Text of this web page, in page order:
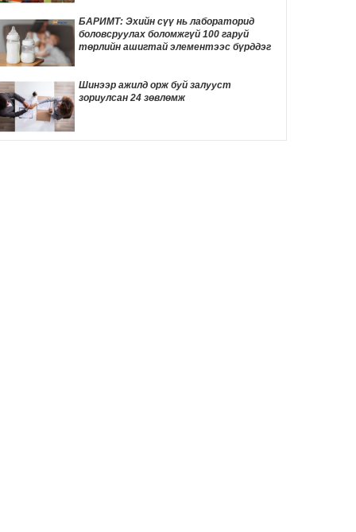
13 цаг 46 мин
ДҮН ШИНЖИЛГЭЭ: Америк- Хятадын
эмзэг харилцаа
13 цаг 57 мин
Д.Трамп төрөлхийн иргэншлийг дахин
хязгаарлахыг оролдлоо
БАРИМТ: Эхийн сүү нь лабораторид
боловсруулах боломжгүй 100 гаруй
төрлийн ашигтай элементээс бүрддэг
Шинээр ажилд орж буй залууст
зориулсан 24 зөвлөмж